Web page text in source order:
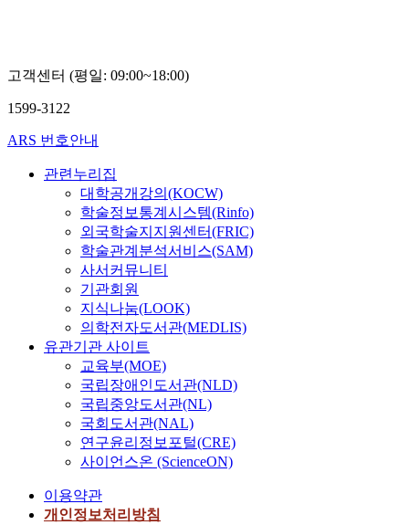
고객센터 (평일: 09:00~18:00)
1599-3122
ARS 번호안내
관련누리집
대학공개강의(KOCW)
학술정보통계시스템(Rinfo)
외국학술지지원센터(FRIC)
학술관계분석서비스(SAM)
사서커뮤니티
기관회원
지식나눔(LOOK)
의학전자도서관(MEDLIS)
유관기관 사이트
교육부(MOE)
국립장애인도서관(NLD)
국립중앙도서관(NL)
국회도서관(NAL)
연구윤리정보포털(CRE)
사이언스온 (ScienceON)
이용약관
개인정보처리방침